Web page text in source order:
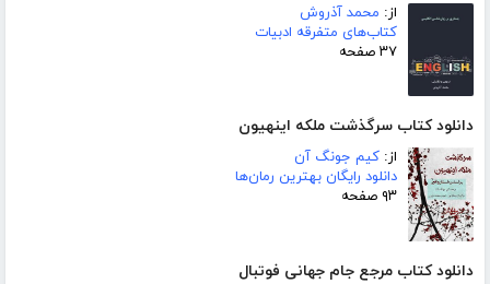
از: محمد آذروش
کتاب‌های متفرقه ادبیات
۳۷ صفحه
دانلود کتاب سرگذشت ملکه اینهیون
از: کیم جونگ آن
دانلود رایگان بهترین رمان‌ها
۹۳ صفحه
دانلود کتاب مرجع جام جهانی فوتبال